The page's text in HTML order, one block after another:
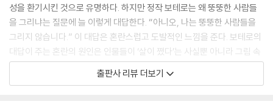
성을 환기시킨 것으로 유명하다. 하지만 정작 보테로는 왜 뚱뚱한 사람들
을 그리냐는 질문에 늘 이렇게 대답한다. “아니오, 나는 뚱뚱한 사람들을
그리지 않습니다.” 이 대답은 혼란스럽고 도발적인 느낌을 준다. 보테로의
대답이 주는 혼란의 원인은 인물들이 ‘살이 쪘다’는 사실뿐 아니라 그림 속
모든 요소에서 비롯된다. 보테로는 살찐 남자나 뚱뚱한 여자같이 특정한
무엇을 그리는 데는 관심이 없다. 오히려 그는 리얼리티를 미술로 변환하
출판사 리뷰 더보기